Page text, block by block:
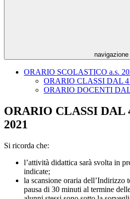
navigazione
ORARIO SCOLASTICO a.s.
ORARIO CLASSI DAL 4
ORARIO DOCENTI
ORARIO CLASSI DAL
2021
Si ricorda che:
l’attività didattica sarà svolta in
indicate;
la scansione oraria dell’Indirizzo
pausa di 30 minuti al termine